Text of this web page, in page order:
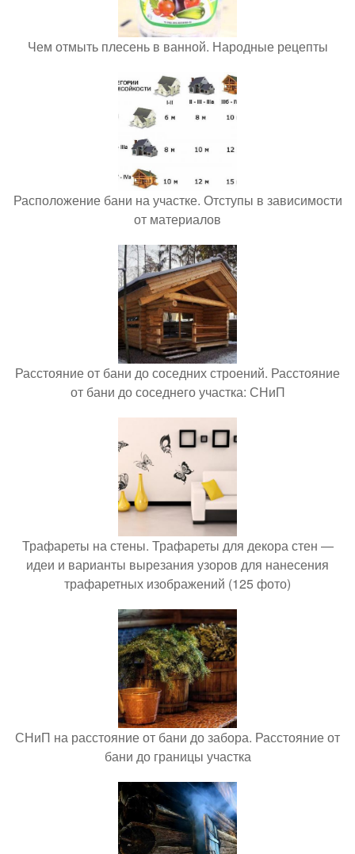
Чем отмыть плесень в ванной. Народные рецепты
Расположение бани на участке. Отступы в зависимости
от материалов
Расстояние от бани до соседних строений. Расстояние
от бани до соседнего участка: СНиП
Трафареты на стены. Трафареты для декора стен —
идеи и варианты вырезания узоров для нанесения
трафаретных изображений (125 фото)
СНиП на расстояние от бани до забора. Расстояние от
бани до границы участка